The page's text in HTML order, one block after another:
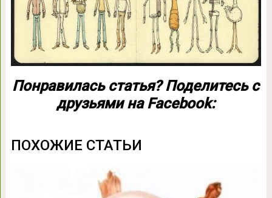
Понравилась статья? Поделитесь с
друзьями на Facebook:
ПОХОЖИЕ СТАТЬИ